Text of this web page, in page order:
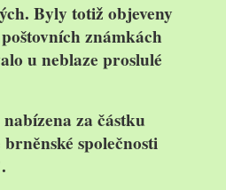
Byly totiž objeveny
známkách
u neblaze proslulé
za částku
společnosti